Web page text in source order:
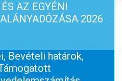
AZ EGYÉNI
2026
Bevételi határok,